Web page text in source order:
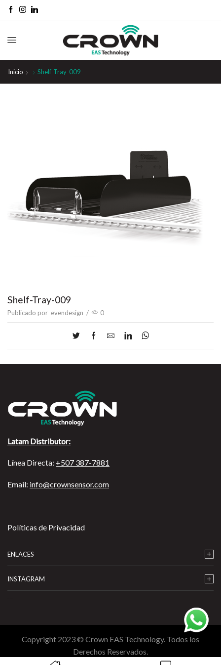
Inicio Shelf-Tray-009
Shelf-Tray-009
Publicado por evendesign / 0
Latam Distributor:
Línea Directa: +507 387-7881
Email: info@crownsensor.com
Políticas de Privacidad
ENLACES
INSTAGRAM
Copyright 2023 © Crown EAS Technology. Todos los
Derechos Reservados.